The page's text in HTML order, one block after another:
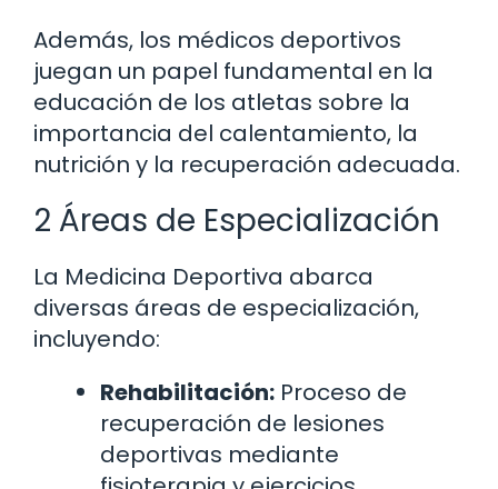
Además, los médicos deportivos
juegan un papel fundamental en la
educación de los atletas sobre la
importancia del calentamiento, la
nutrición y la recuperación adecuada.
2 Áreas de Especialización
La Medicina Deportiva abarca
diversas áreas de especialización,
incluyendo:
Rehabilitación: Proceso de
recuperación de lesiones
deportivas mediante